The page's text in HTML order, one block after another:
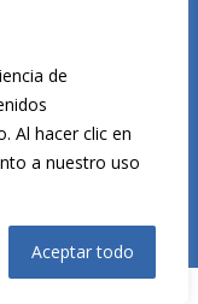
de
Al hacer clic en
a nuestro uso
Aceptar todo
reservados